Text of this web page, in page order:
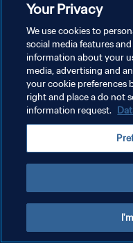
recientes. Los equipos se
POLÍTICA DE PRIVACIDAD
AJUSTAR LA
Copyright © 1994 - 2026 FIFA. Todos
Your Privacy
We use cookies to
social media features
information about your
media, advertising and
your cookie preferences
right and place a do not
information request.